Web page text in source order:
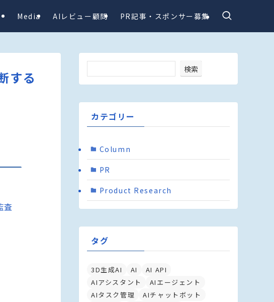
Media AIレビュー顧問 PR記事・スポンサー募集
する
査
検索
カテゴリー
Column
PR
Product Research
タグ
3D生成AI AI
AI API
AIアシスタント
AIエージェント
AIタスク管理
AIチャットボット